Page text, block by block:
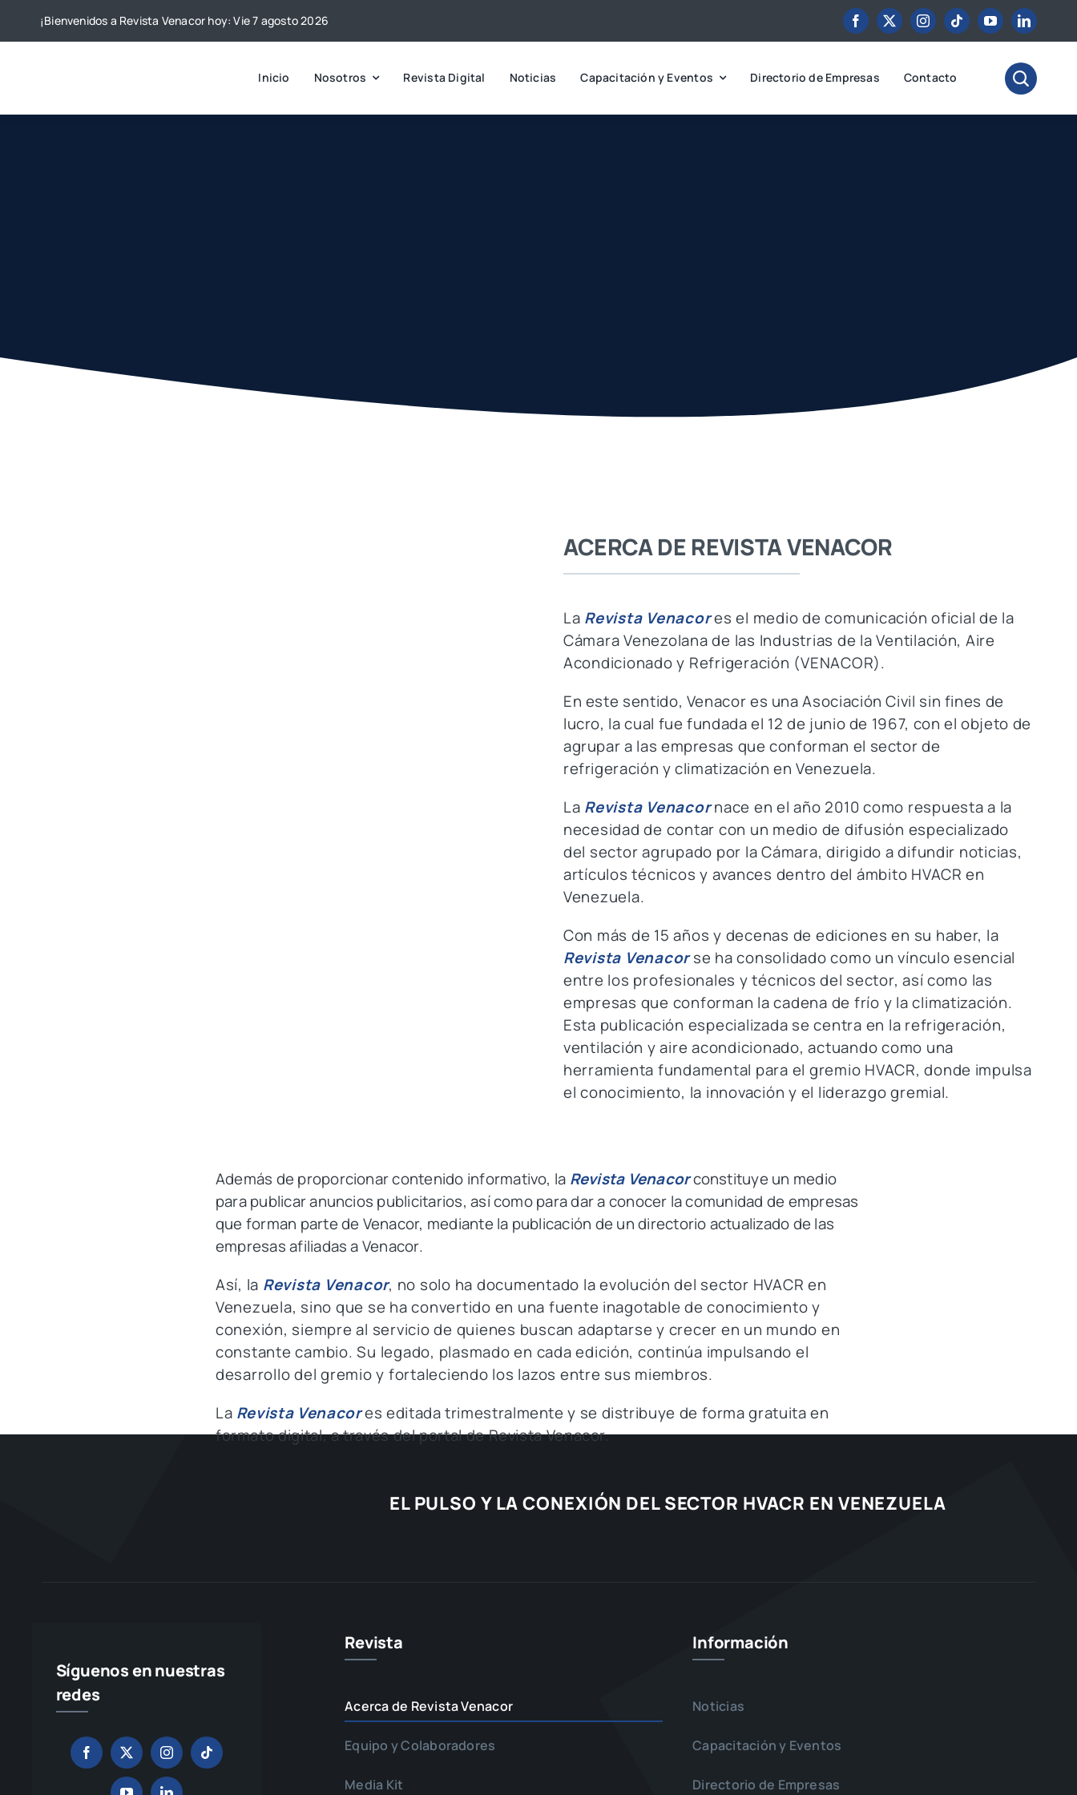
¡Bienvenidos a Revista Venacor hoy: Vie 7 agosto 2026
Inicio Nosotros Revista Digital Noticias Capacitación y Eventos Directorio de Empresas Contacto
ACERCA DE REVISTA VENACOR
La Revista Venacores el medio de comunicación oficial de la
Cámara Venezolana de las Industrias de la Ventilación, Aire
Acondicionado y Refrigeración (VENACOR).
En este sentido, Venacor es una Asociación Civil sin fines de
lucro, la cual fue fundada el 12 de junio de 1967, con el objeto de
agrupar a las empresas que conforman el sector de
refrigeración y climatizaciónen Venezuela.
La Revista Venacornace en el año 2010 como respuesta a la
necesidad de contar con un medio de difusión especializado
del sector agrupado por la Cámara, dirigido a difundir noticias,
artículos técnicos y avances dentro del ámbito HVACR en
Venezuela.
Con más de 15 años y decenas de ediciones en su haber, la
Revista Venacorse ha consolidado como un vínculo esencial
entre los profesionales y técnicos del sector, así como las
empresas que conforman la cadena de frío y la climatización.
Esta publicación especializada se centra en la refrigeración,
ventilación y aire acondicionado, actuando como una
herramienta fundamental para el gremio HVACR, donde impulsa
el conocimiento, la innovación y el liderazgo gremial.
Además de proporcionar contenido informativo, la Revista Venacorconstituye un medio
para publicar anuncios publicitarios, así como para dar a conocer la comunidad de empresas
que forman parte de Venacor, mediante la publicación de un directorio actualizado de las
empresas afiliadas a Venacor.
Así, la Revista Venacor, no solo ha documentado la evolución del sector HVACR en
Venezuela, sino que se ha convertido en una fuente inagotable de conocimiento y
conexión, siempre al servicio de quienes buscan adaptarse y crecer en un mundo en
constante cambio. Su legado, plasmado en cada edición, continúa impulsando el
desarrollo del gremio y fortaleciendo los lazos entre sus miembros.
La Revista Venacores editada trimestralmente y se distribuye de forma gratuita en
formato digital,a través del portal de Revista Venacor.
EL PULSO Y LA CONEXIÓN DEL SECTOR HVACR EN VENEZUELA
Síguenos en nuestras
redes
Revista
Acerca de Revista Venacor
Equipo y Colaboradores
Media Kit
Información
Noticias
Capacitación y Eventos
Directorio de Empresas